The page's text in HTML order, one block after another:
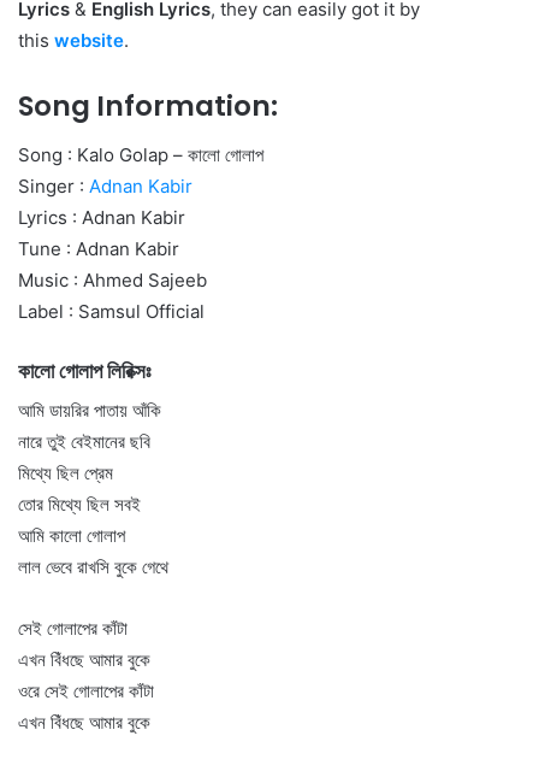
Lyrics & English Lyrics, they can easily got it by
this website.
Song Information:
Song : Kalo Golap – কালো গোলাপ
Singer : Adnan Kabir
Lyrics : Adnan Kabir
Tune : Adnan Kabir
Music : Ahmed Sajeeb
Label : Samsul Official
কালো গোলাপ লিরিক্সঃ
আমি ডায়রির পাতায় আঁকি
নারে তুই বেইমানের ছবি
মিথ্যে ছিল প্রেম
তোর মিথ্যে ছিল সবই
আমি কালো গোলাপ
লাল ভেবে রাখসি বুকে গেথে
সেই গোলাপের কাঁটা
এখন বিঁধছে আমার বুকে
ওরে সেই গোলাপের কাঁটা
এখন বিঁধছে আমার বুকে